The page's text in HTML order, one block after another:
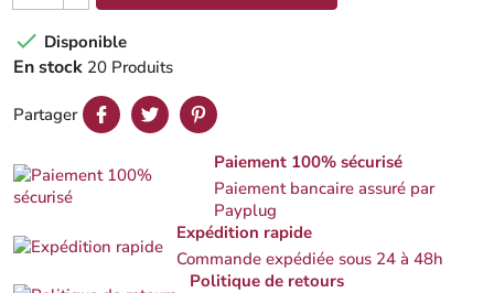
 Disponible
En stock 20 Produits
Partager
Paiement 100% sécurisé
Paiement bancaire assuré par
Payplug
Expédition rapide
Commande expédiée sous 24 à 48h
Politique de retours